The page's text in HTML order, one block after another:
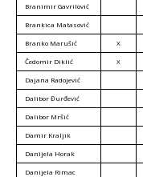
Branimir Gavrilović
Brankica Matasović
Branko Marušić X
Čedomir Diklić X
Dajana Radojević
Dalibor Đurđević
Dalibor Mršić
Damir Kraljik
Danijela Horak
Danijela Rimac